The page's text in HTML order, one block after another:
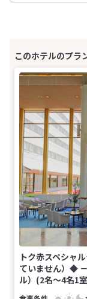
トク赤スペシャ
ていません）◆
ル）(2名～4名1